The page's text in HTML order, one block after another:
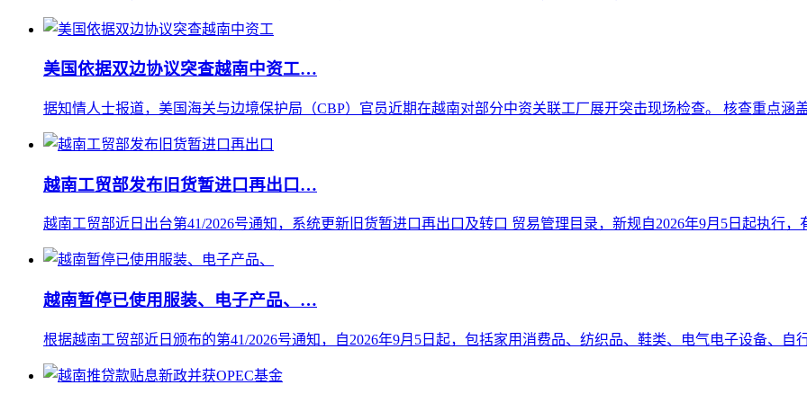
美国依据双边协议突查越南中资工…
据知情人士报道，美国海关与边境保护局（CBP）官员近期在越南对部分中资关联工厂展开突击现场检查。 核查重点涵
越南工贸部发布旧货暂进口再出口…
越南工贸部近日出台第41/2026号通知，系统更新旧货暂进口再出口及转口 贸易管理目录，新规自2026年9月5日起执行，
越南暂停已使用服装、电子产品、…
根据越南工贸部近日颁布的第41/2026号通知，自2026年9月5日起，包括家用消费品、纺织品、鞋类、电气电子设备、自